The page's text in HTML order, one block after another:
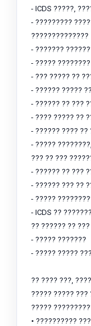
- ICDS ?????,
- ?????????
??????????????
- ???????
- ?????
- ??? ????? ??
- ?????? ?????
- ?????? ?? ???
- ???? ????? ??
- ?????? ???? ??
- ?????
??? ?? ???
- ?????? ?? ???
- ?????? ??? ??
- ?????
- ICDS ??
?? ?????? ??
- ????? ???????
- ????? ?????
?? ???? ???,
????? ????? ???
?????
• ??????????